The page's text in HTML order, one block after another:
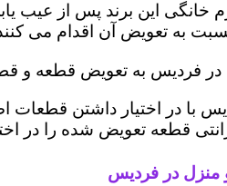
خانگی این برند پس از عیب
نسبت به تعویض آن اقدام می
در فردیس به تعویض قطعه و
با در اختیار داشتن قطعات
قطعه تعویض شده را در
منزل در فردیس